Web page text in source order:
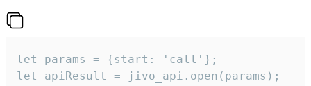
let params = {start: 'call'};
let apiResult = jivo_api.open(params);